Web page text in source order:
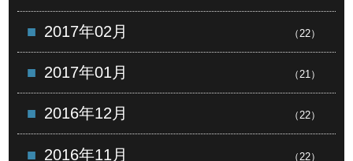
2017年02月 （22）
2017年01月 （21）
2016年12月 （22）
2016年11月 （22）